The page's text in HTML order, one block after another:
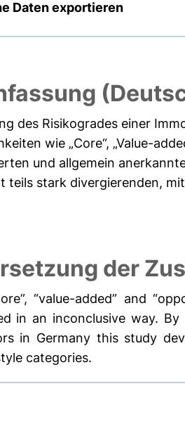
Daten exportieren
des Risikogrades einer
wie „Core“, „Value-
und allgemein
teils stark divergierenden,
der
“value-added” and
in an inconclusive way.
in Germany this study
categories.